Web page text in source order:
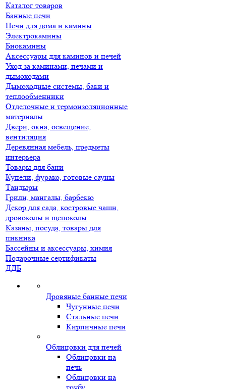
Каталог товаров
Банные печи
Печи для дома и камины
Электрокамины
Биокамины
Аксессуары для каминов и печей
Уход за каминами, печами и
дымоходами
Дымоходные системы, баки и
теплообменники
Отделочные и термоизоляционные
материалы
Двери, окна, освещение,
вентиляция
Деревянная мебель, предметы
интерьера
Товары для бани
Купели, фурако, готовые сауны
Тандыры
Грили, мангалы, барбекю
Декор для сада, костровые чаши,
дровоколы и щепоколы
Казаны, посуда, товары для
пикника
Бассейны и аксессуары, химия
Подарочные сертификаты
ДДБ
Дровяные банные печи
Чугунные печи
Стальные печи
Кирпичные печи
Облицовки для печей
Облицовки на
печь
Облицовки на